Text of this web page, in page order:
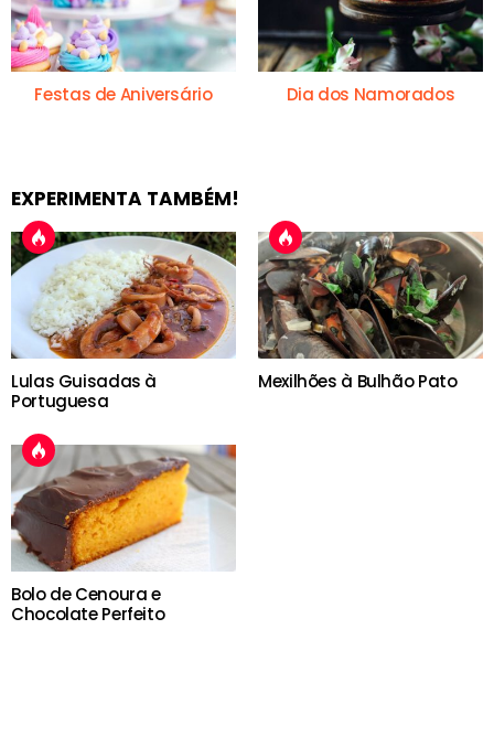
Festas de Aniversário Dia dos Namorados
EXPERIMENTA TAMBÉM!
Lulas Guisadas à
Portuguesa
Mexilhões à Bulhão Pato
Bolo de Cenoura e
Chocolate Perfeito